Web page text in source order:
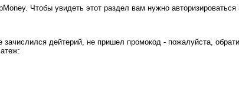
Чтобы увидеть этот раздел вам нужно
дейтерий, не пришел промокод - пожалуйста,